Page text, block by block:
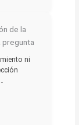
de la
pregunta
ni